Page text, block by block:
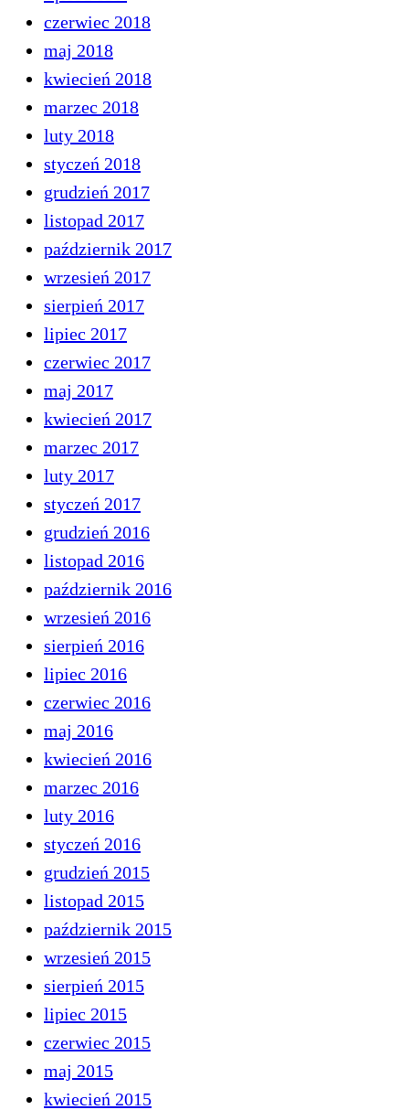
czerwiec 2018
maj 2018
kwiecień 2018
marzec 2018
luty 2018
styczeń 2018
grudzień 2017
listopad 2017
październik 2017
wrzesień 2017
sierpień 2017
lipiec 2017
czerwiec 2017
maj 2017
kwiecień 2017
marzec 2017
luty 2017
styczeń 2017
grudzień 2016
listopad 2016
październik 2016
wrzesień 2016
sierpień 2016
lipiec 2016
czerwiec 2016
maj 2016
kwiecień 2016
marzec 2016
luty 2016
styczeń 2016
grudzień 2015
listopad 2015
październik 2015
wrzesień 2015
sierpień 2015
lipiec 2015
czerwiec 2015
maj 2015
kwiecień 2015